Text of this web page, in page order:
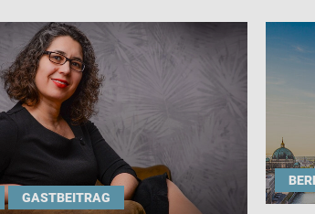
GASTBEITRAG